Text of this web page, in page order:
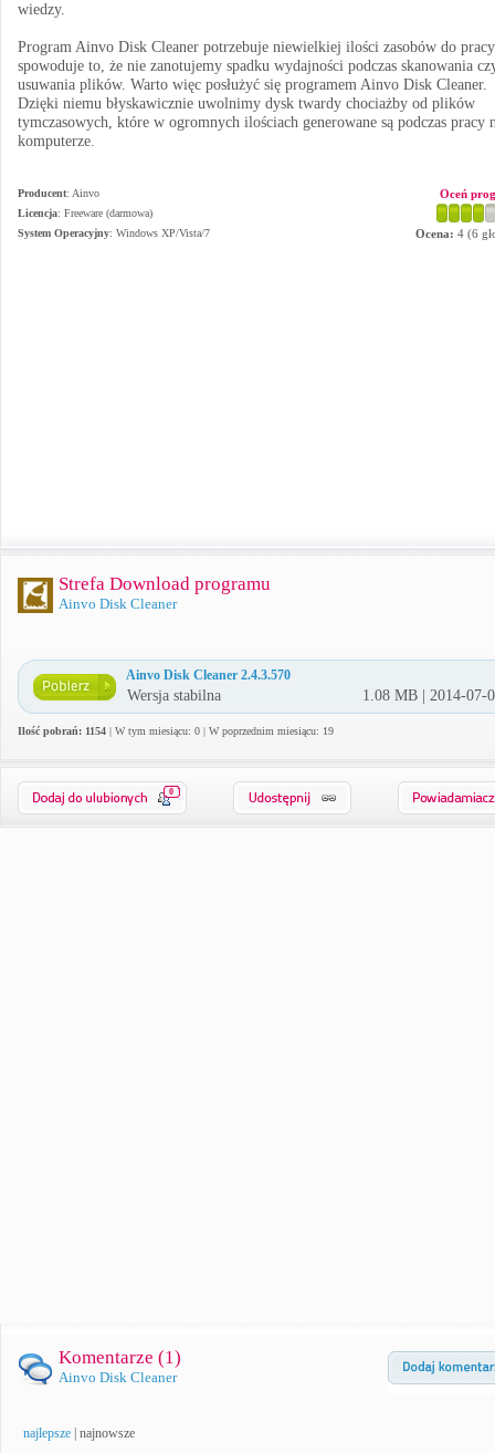
wiedzy.
Program Ainvo Disk Cleaner potrzebuje niewielkiej ilości zasobów do
spowoduje to, że nie zanotujemy spadku wydajności podczas skanowania
usuwania plików. Warto więc posłużyć się programem Ainvo Disk Cleaner.
Dzięki niemu błyskawicznie uwolnimy dysk twardy chociażby od plików
tymczasowych, które w ogromnych ilościach generowane są podczas pracy
komputerze.
Producent: Ainvo
Licencja: Freeware (darmowa)
System Operacyjny: Windows XP/Vista/7
Oceń
Ocena: 4 (6
Strefa Download programu
Ainvo Disk Cleaner
Ainvo Disk Cleaner 2.4.3.570
Wersja stabilna 1.08 MB | 2014-07-
Ilość pobrań: 1154 | W tym miesiącu: 0 | W poprzednim miesiącu: 19
0
Komentarze (1)
Ainvo Disk Cleaner
najlepsze najnowsze